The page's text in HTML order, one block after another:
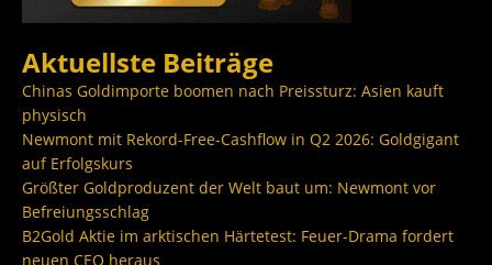
Aktuellste Beiträge
Chinas Goldimporte boomen nach Preissturz: Asien kauft
physisch
Newmont mit Rekord-Free-Cashflow in Q2 2026: Goldgigant
auf Erfolgskurs
Größter Goldproduzent der Welt baut um: Newmont vor
Befreiungsschlag
B2Gold Aktie im arktischen Härtetest: Feuer-Drama fordert
neuen CEO heraus